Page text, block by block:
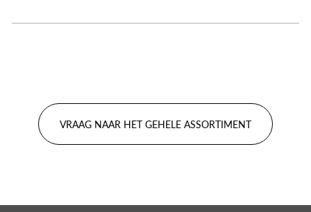
VRAAG NAAR HET GEHELE ASSORTIMENT